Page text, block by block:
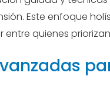
Este enfoque
entre quienes